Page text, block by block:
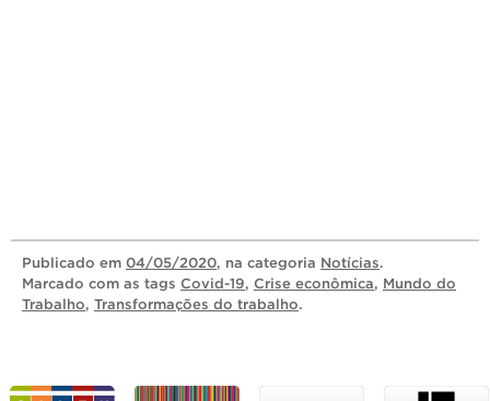
Publicado em 04/05/2020, na categoria Notícias.
Marcado com as tags Covid-19, Crise econômica, Mundo do
Trabalho, Transformações do trabalho.